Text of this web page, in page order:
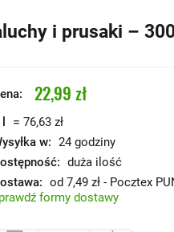
i prusaki –
22,99 zł
= 76,63 zł
w: 24 godziny
duża ilość
od 7,49 zł - Pocztex
formy dostawy